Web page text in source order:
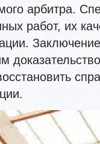
арбитра.
работ, их